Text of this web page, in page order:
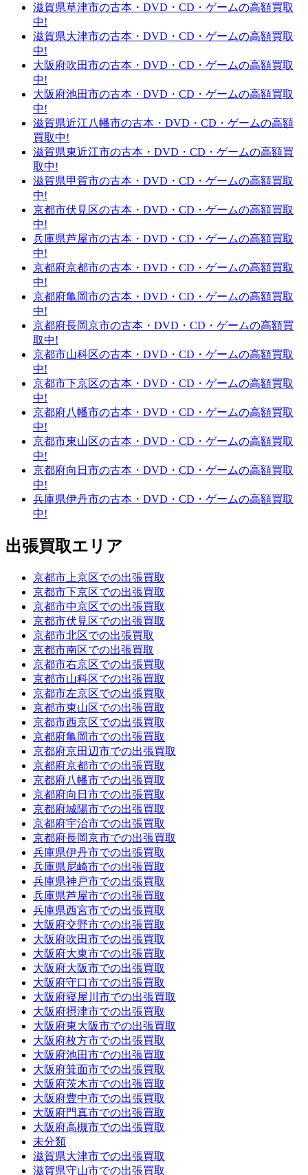
滋賀県草津市の古本・DVD・CD・ゲームの高額買取
中!
滋賀県大津市の古本・DVD・CD・ゲームの高額買取
中!
大阪府吹田市の古本・DVD・CD・ゲームの高額買取
中!
大阪府池田市の古本・DVD・CD・ゲームの高額買取
中!
滋賀県近江八幡市の古本・DVD・CD・ゲームの高額
買取中!
滋賀県東近江市の古本・DVD・CD・ゲームの高額買
取中!
滋賀県甲賀市の古本・DVD・CD・ゲームの高額買取
中!
京都市伏見区の古本・DVD・CD・ゲームの高額買取
中!
兵庫県芦屋市の古本・DVD・CD・ゲームの高額買取
中!
京都府京都市の古本・DVD・CD・ゲームの高額買取
中!
京都府亀岡市の古本・DVD・CD・ゲームの高額買取
中!
京都府長岡京市の古本・DVD・CD・ゲームの高額買
取中!
京都市山科区の古本・DVD・CD・ゲームの高額買取
中!
京都市下京区の古本・DVD・CD・ゲームの高額買取
中!
京都府八幡市の古本・DVD・CD・ゲームの高額買取
中!
京都市東山区の古本・DVD・CD・ゲームの高額買取
中!
京都府向日市の古本・DVD・CD・ゲームの高額買取
中!
兵庫県伊丹市の古本・DVD・CD・ゲームの高額買取
中!
出張買取エリア
京都市上京区での出張買取
京都市下京区での出張買取
京都市中京区での出張買取
京都市伏見区での出張買取
京都市北区での出張買取
京都市南区での出張買取
京都市右京区での出張買取
京都市山科区での出張買取
京都市左京区での出張買取
京都市東山区での出張買取
京都市西京区での出張買取
京都府亀岡市での出張買取
京都府京田辺市での出張買取
京都府京都市での出張買取
京都府八幡市での出張買取
京都府向日市での出張買取
京都府城陽市での出張買取
京都府宇治市での出張買取
京都府長岡京市での出張買取
兵庫県伊丹市での出張買取
兵庫県尼崎市での出張買取
兵庫県神戸市での出張買取
兵庫県芦屋市での出張買取
兵庫県西宮市での出張買取
大阪府交野市での出張買取
大阪府吹田市での出張買取
大阪府大東市での出張買取
大阪府大阪市での出張買取
大阪府守口市での出張買取
大阪府寝屋川市での出張買取
大阪府摂津市での出張買取
大阪府東大阪市での出張買取
大阪府枚方市での出張買取
大阪府池田市での出張買取
大阪府箕面市での出張買取
大阪府茨木市での出張買取
大阪府豊中市での出張買取
大阪府門真市での出張買取
大阪府高槻市での出張買取
未分類
滋賀県大津市での出張買取
滋賀県守山市での出張買取